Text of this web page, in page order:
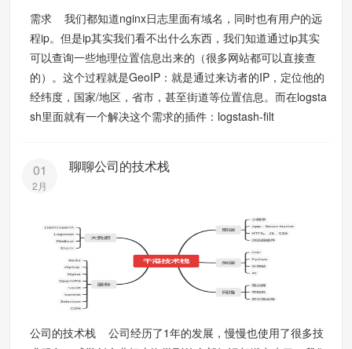
需求 我们都知道nginx日志里面有域名，同时也有用户的远
程ip。但是ip其实我们看不出什么东西，我们知道通过ip其实
可以查询一些地理位置信息出来的（很多网站都可以直接查
的）。这个过程就是GeoIP：就是通过来访者的IP，定位他的
经纬度，国家/地区，省市，甚至街道等位置信息。而在logsta
sh里面就有一个解决这个需求的插件：logstash-filt
01
2月
聊聊公司的技术栈
公司的技术栈 公司经历了1年的发展，慢慢也使用了很多技